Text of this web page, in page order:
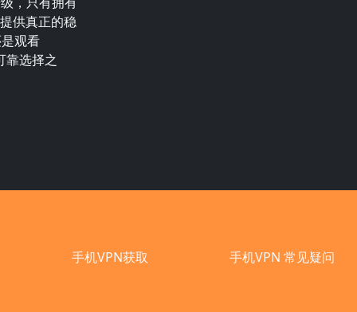
供真正的稳
观看
靠选择之
手机VPN获取 手机VPN 常见疑问